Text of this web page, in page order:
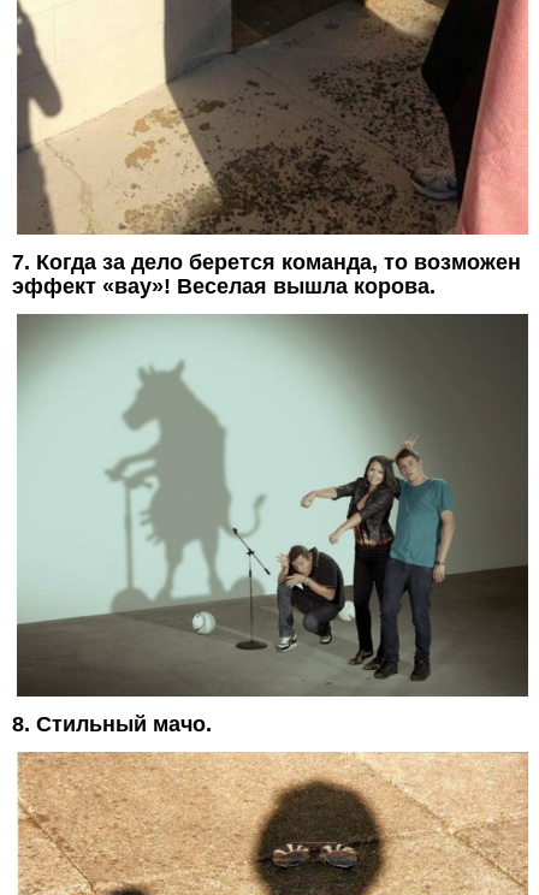
7. Когда за дело берется команда, то возможен
эффект «вау»! Веселая вышла корова.
8. Стильный мачо.